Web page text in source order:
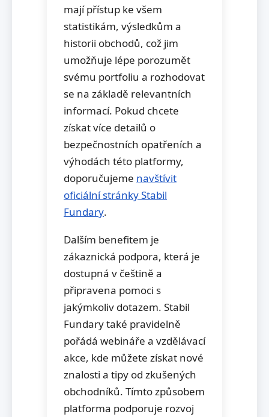
mají přístup ke všem
statistikám, výsledkům a
historii obchodů, což jim
umožňuje lépe porozumět
svému portfoliu a rozhodovat
se na základě relevantních
informací. Pokud chcete
získat více detailů o
bezpečnostních opatřeních a
výhodách této platformy,
doporučujeme navštívit
oficiální stránky Stabil
Fundary.
Dalším benefitem je
zákaznická podpora, která je
dostupná v češtině a
připravena pomoci s
jakýmkoliv dotazem. Stabil
Fundary také pravidelně
pořádá webináře a vzdělávací
akce, kde můžete získat nové
znalosti a tipy od zkušených
obchodníků. Tímto způsobem
platforma podporuje rozvoj